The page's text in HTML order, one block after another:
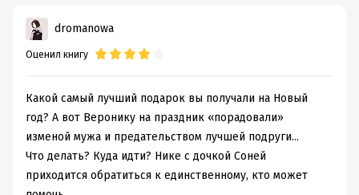
dromanowa
Оценил книгу
Какой самый лучший подарок вы получали на Новый
год? А вот Веронику на праздник «порадовали»
изменой мужа и предательством лучшей подруги...
Что делать? Куда идти? Нике с дочкой Соней
приходится обратиться к единственному, кто может